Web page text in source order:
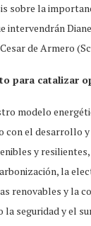
sobre la
intervendrán
de Armero
para catalizar
modelo
con el desarrollo
y
la
renovables y la
la seguridad y el